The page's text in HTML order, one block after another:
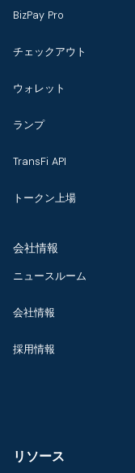
BizPay Pro
チェックアウト
ウォレット
ランプ
TransFi API
トークン上場
会社情報
ニュースルーム
会社情報
採用情報
リソース